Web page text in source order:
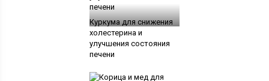
Куркума для снижения
холестерина и
улучшения состояния
печени